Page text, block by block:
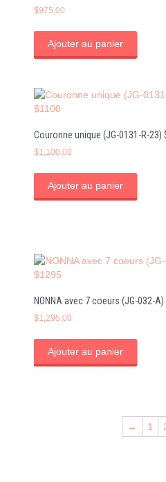
$975.00
Ajouter au panier
Couronne unique (JG-0131-R-23)
$1,100.00
Ajouter au panier
NONNA avec 7 coeurs (JG-032-
$1,295.00
Ajouter au panier
← 1